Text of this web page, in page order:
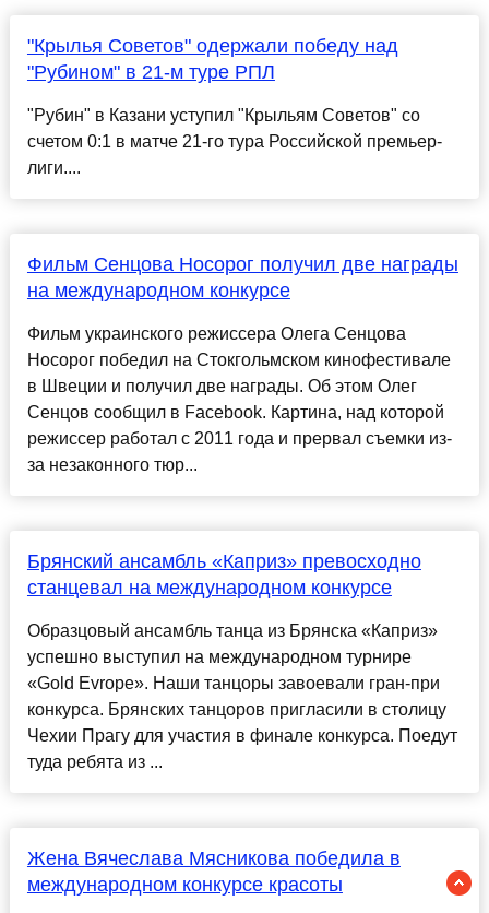
"Крылья Советов" одержали победу над
"Рубином" в 21-м туре РПЛ
"Рубин" в Казани уступил "Крыльям Советов" со
счетом 0:1 в матче 21-го тура Российской премьер-
лиги....
Фильм Сенцова Носорог получил две награды
на международном конкурсе
Фильм украинского режиссера Олега Сенцова
Носорог победил на Стокгольмском кинофестивале
в Швеции и получил две награды. Об этом Олег
Сенцов сообщил в Facebook. Картина, над которой
режиссер работал с 2011 года и прервал съемки из-
за незаконного тюр...
Брянский ансамбль «Каприз» превосходно
станцевал на международном конкурсе
Образцовый ансамбль танца из Брянска «Каприз»
успешно выступил на международном турнире
«Gold Evrope». Наши танцоры завоевали гран-при
конкурса. Брянских танцоров пригласили в столицу
Чехии Прагу для участия в финале конкурса. Поедут
туда ребята из ...
Жена Вячеслава Мясникова победила в
международном конкурсе красоты